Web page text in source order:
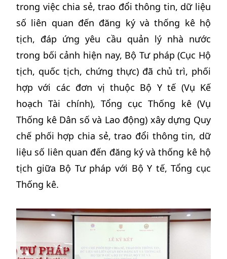
trong việc chia sẻ, trao đổi thông tin, dữ liệu
số liên quan đến đăng ký và thống kê hộ
tịch, đáp ứng yêu cầu quản lý nhà nước
trong bối cảnh hiện nay, Bộ Tư pháp (Cục Hộ
tịch, quốc tịch, chứng thực) đã chủ trì, phối
hợp với các đơn vị thuộc Bộ Y tế (Vụ Kế
hoạch Tài chính), Tổng cục Thống kê (Vụ
Thống kê Dân số và Lao động) xây dựng Quy
chế phối hợp chia sẻ, trao đổi thông tin, dữ
liệu số liên quan đến đăng ký và thống kê hộ
tịch giữa Bộ Tư pháp với Bộ Y tế, Tổng cục
Thống kê.